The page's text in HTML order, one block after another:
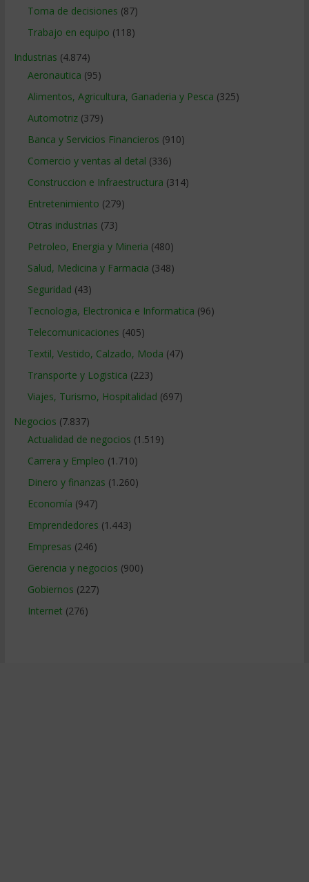
Toma de decisiones (87)
Trabajo en equipo (118)
Industrias (4.874)
Aeronautica (95)
Alimentos, Agricultura, Ganaderia y Pesca (325)
Automotriz(379)
Banca y Servicios Financieros (910)
Comercio y ventas al detal (336)
Construccion e Infraestructura (314)
Entretenimiento (279)
Otras industrias (73)
Petroleo, Energia y Mineria (480)
Salud, Medicina y Farmacia (348)
Seguridad (43)
Tecnologia, Electronica e Informatica (96)
Telecomunicaciones (405)
Textil, Vestido, Calzado, Moda (47)
Transporte y Logistica (223)
Viajes, Turismo, Hospitalidad (697)
Negocios (7.837)
Actualidad de negocios (1.519)
Carrera y Empleo (1.710)
Dinero y finanzas (1.260)
Economía (947)
Emprendedores (1.443)
Empresas (246)
Gerencia y negocios (900)
Gobiernos (227)
Internet (276)